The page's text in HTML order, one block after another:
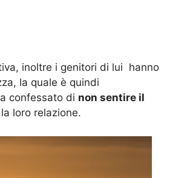
inoltre i genitori di lui hanno
la quale è quindi
confessato di non sentire il
loro relazione.